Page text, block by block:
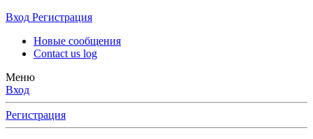
Вход Регистрация
Новые сообщения
Contact us log
Меню
Вход
Регистрация